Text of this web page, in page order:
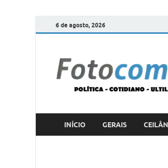
6 de agosto, 2026
INÍCIO GERAIS